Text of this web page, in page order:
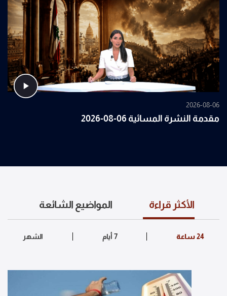
2026-08-06
مقدمة النشرة المسائية 06-08-2026
الأكثر قراءة المواضيع الشائعة